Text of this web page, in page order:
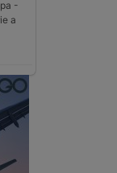
-
a